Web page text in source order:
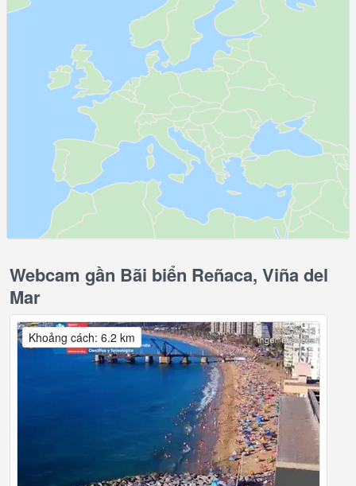
Webcam gần Bãi biển Reñaca, Viña del
Mar
Khoảng cách: 6.2 km